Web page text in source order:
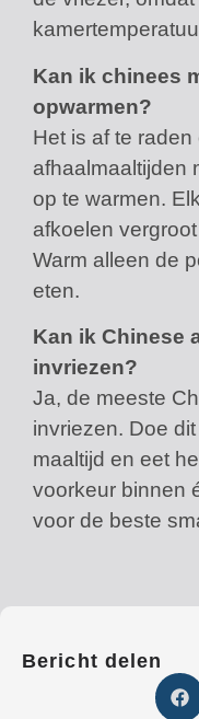
Bericht delen
Kan ik chinees
opwarmen?
Het is af te
afhaalmaaltijden
op te warmen.
afkoelen
Warm alleen de
eten.
Kan ik Chinese
invriezen?
Ja, de meeste
invriezen. Doe
maaltijd en eet
voorkeur binnen
voor de beste